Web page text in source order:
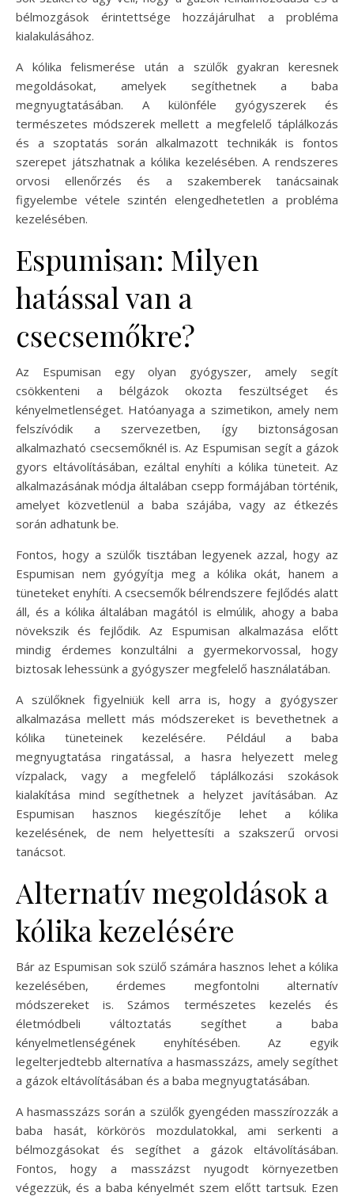
bélmozgások érintettsége hozzájárulhat a probléma
kialakulásához.
A kólika felismerése után a szülők gyakran keresnek
megoldásokat, amelyek segíthetnek a baba
megnyugtatásában. A különféle gyógyszerek és
természetes módszerek mellett a megfelelő táplálkozás
és a szoptatás során alkalmazott technikák is fontos
szerepet játszhatnak a kólika kezelésében. A rendszeres
orvosi ellenőrzés és a szakemberek tanácsainak
figyelembe vétele szintén elengedhetetlen a probléma
kezelésében.
Espumisan: Milyen
hatással van a
csecsemőkre?
Az Espumisan egy olyan gyógyszer, amely segít
csökkenteni a bélgázok okozta feszültséget és
kényelmetlenséget. Hatóanyaga a szimetikon, amely nem
felszívódik a szervezetben, így biztonságosan
alkalmazható csecsemőknél is. Az Espumisan segít a gázok
gyors eltávolításában, ezáltal enyhíti a kólika tüneteit. Az
alkalmazásának módja általában csepp formájában történik,
amelyet közvetlenül a baba szájába, vagy az étkezés
során adhatunk be.
Fontos, hogy a szülők tisztában legyenek azzal, hogy az
Espumisan nem gyógyítja meg a kólika okát, hanem a
tüneteket enyhíti. A csecsemők bélrendszere fejlődés alatt
áll, és a kólika általában magától is elmúlik, ahogy a baba
növekszik és fejlődik. Az Espumisan alkalmazása előtt
mindig érdemes konzultálni a gyermekorvossal, hogy
biztosak lehessünk a gyógyszer megfelelő használatában.
A szülőknek figyelniük kell arra is, hogy a gyógyszer
alkalmazása mellett más módszereket is bevethetnek a
kólika tüneteinek kezelésére. Például a baba
megnyugtatása ringatással, a hasra helyezett meleg
vízpalack, vagy a megfelelő táplálkozási szokások
kialakítása mind segíthetnek a helyzet javításában. Az
Espumisan hasznos kiegészítője lehet a kólika
kezelésének, de nem helyettesíti a szakszerű orvosi
tanácsot.
Alternatív megoldások a
kólika kezelésére
Bár az Espumisan sok szülő számára hasznos lehet a kólika
kezelésében, érdemes megfontolni alternatív
módszereket is. Számos természetes kezelés és
életmódbeli változtatás segíthet a baba
kényelmetlenségének enyhítésében. Az egyik
legelterjedtebb alternatíva a hasmasszázs, amely segíthet
a gázok eltávolításában és a baba megnyugtatásában.
A hasmasszázs során a szülők gyengéden masszírozzák a
baba hasát, körkörös mozdulatokkal, ami serkenti a
bélmozgásokat és segíthet a gázok eltávolításában.
Fontos, hogy a masszázst nyugodt környezetben
végezzük, és a baba kényelmét szem előtt tartsuk. Ezen